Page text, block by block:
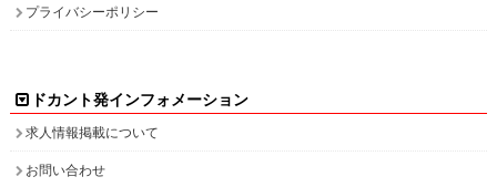
プライバシーポリシー
ドカント発インフォメーション
求人情報掲載について
お問い合わせ